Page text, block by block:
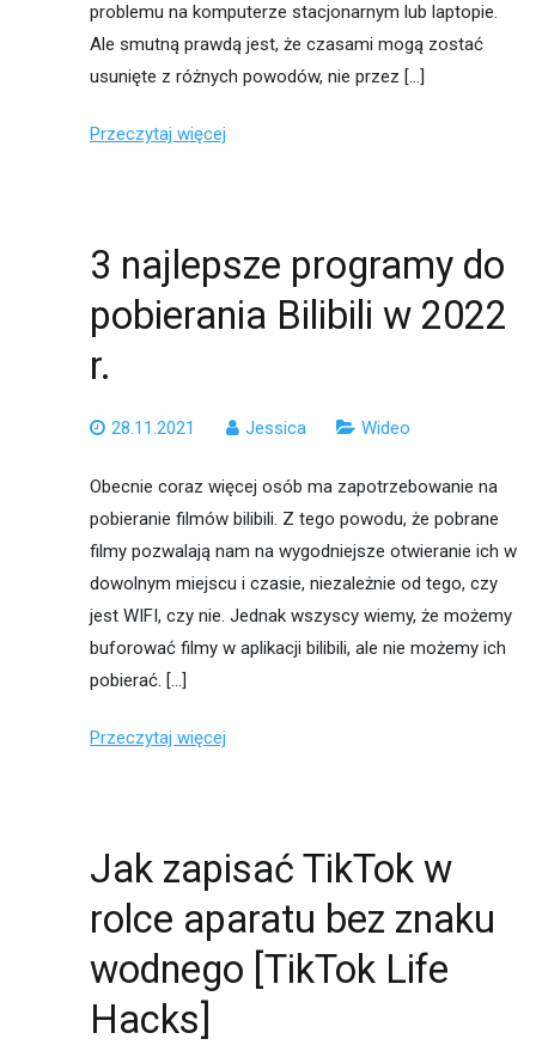
problemu na komputerze stacjonarnym lub laptopie.
Ale smutną prawdą jest, że czasami mogą zostać
usunięte z różnych powodów, nie przez […]
Przeczytaj więcej
3 najlepsze programy do
pobierania Bilibili w 2022
r.
28.11.2021 Jessica Wideo
Obecnie coraz więcej osób ma zapotrzebowanie na
pobieranie filmów bilibili. Z tego powodu, że pobrane
filmy pozwalają nam na wygodniejsze otwieranie ich w
dowolnym miejscu i czasie, niezależnie od tego, czy
jest WIFI, czy nie. Jednak wszyscy wiemy, że możemy
buforować filmy w aplikacji bilibili, ale nie możemy ich
pobierać. […]
Przeczytaj więcej
Jak zapisać TikTok w
rolce aparatu bez znaku
wodnego [TikTok Life
Hacks]